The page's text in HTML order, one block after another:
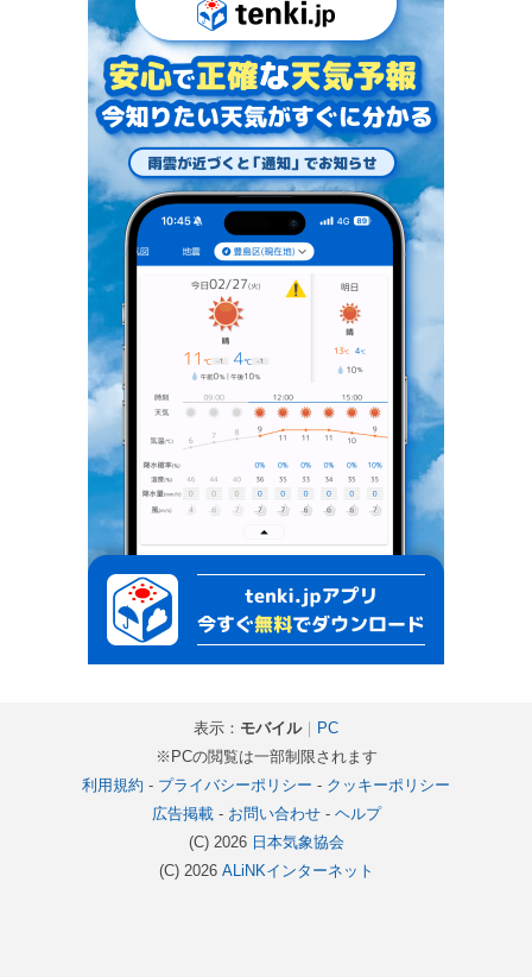
表示： モバイル｜ PC
※PCの閲覧は一部制限されます
利用規約 - プライバシーポリシー - クッキーポリシー
広告掲載- お問い合わせ- ヘルプ
(C) 2026 日本気象協会
(C) 2026 ALiNKインターネット